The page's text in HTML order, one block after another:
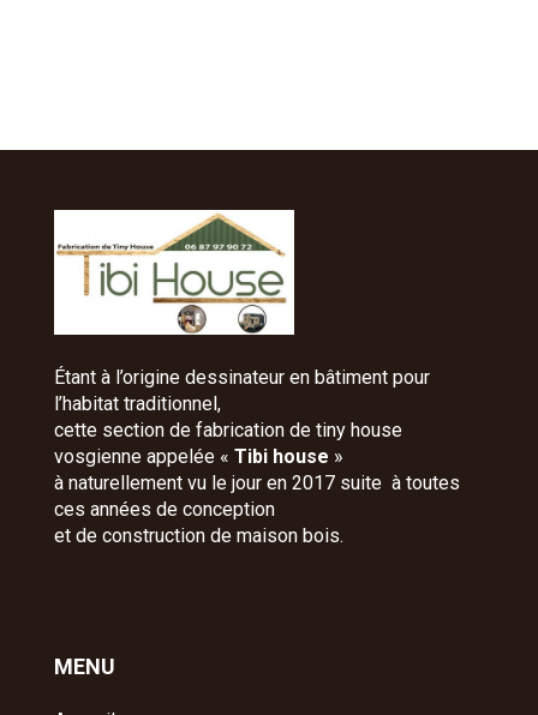
Étant à l’origine dessinateur en bâtiment pour
l’habitat traditionnel,
cette section de fabrication de tiny house
vosgienne appelée « Tibi house »
à naturellement vu le jour en 2017 suite à toutes
ces années de conception
et de construction de maison bois.
MENU